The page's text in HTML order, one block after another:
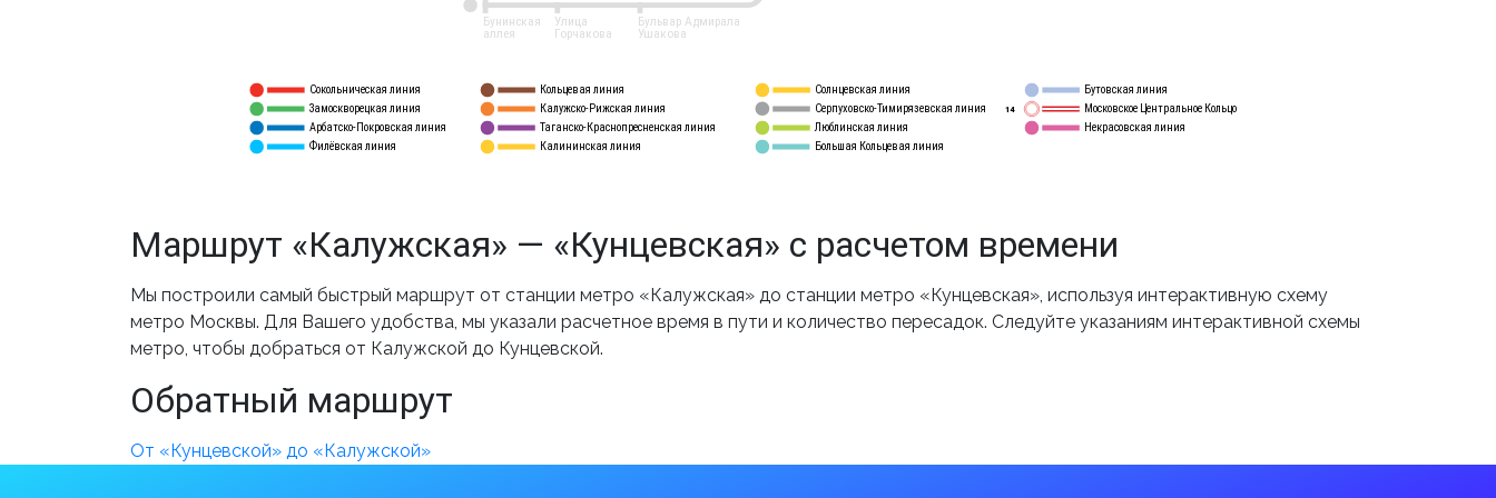
Сокольническая линия
Замоскворецкая линия
Арбатско-Покровская линия
Филёвская линия
Кольцевая линия
Калужско-Рижская линия
Таганско-Краснопресненская линия
Калининская линия
Солнцевская линия
Серпуховско-Тимирязевская линия
Люблинская линия
Бутовская линия
Московское Центральное Кольцо
Большая Кольцевая линия
Некрасовская линия
14
Бульвар Адмирала
Ушакова
Улица
Горчакова
Бунинская
аллея
Маршрут «Калужская» — «Кунцевская» с расчетом времени
Мы построили самый быстрый маршрут от станции метро «Калужская» до станции метро «Кунцевская», используя интерактивную схему
метро Москвы. Для Вашего удобства, мы указали расчетное время в пути и количество пересадок. Следуйте указаниям интерактивной схемы
метро, чтобы добраться от Калужской до Кунцевской.
Обратный маршрут
От «Кунцевской» до «Калужской»